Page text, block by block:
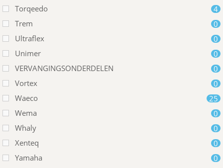
Torqeedo
4
Trem
0
Ultraflex
0
Unimer
0
VERVANGINGSONDERDELEN
0
Vortex
0
Waeco
25
Wema
0
Whaly
0
Xenteq
0
Yamaha
0